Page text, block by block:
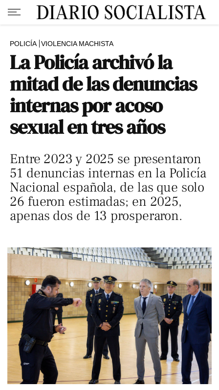
POLICÍA VIOLENCIA MACHISTA
La Policía archivó la
mitad de las denuncias
internas por acoso
sexual en tres años
Entre 2023 y 2025 se presentaron
51 denuncias internas en la Policía
Nacional española, de las que solo
26 fueron estimadas; en 2025,
apenas dos de 13 prosperaron.